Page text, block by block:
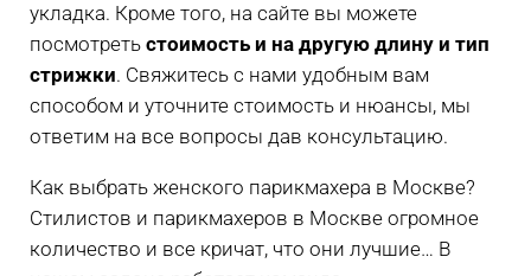
укладка. Кроме того, на сайте вы можете
посмотреть стоимость и на другую длину и тип
стрижки. Свяжитесь с нами удобным вам
способом и уточните стоимость и нюансы, мы
ответим на все вопросы дав консультацию.
Как выбрать женского парикмахера в Москве?
Стилистов и парикмахеров в Москве огромное
количество и все кричат, что они лучшие… В